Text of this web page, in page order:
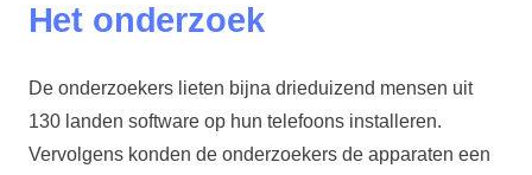
Het onderzoek
De onderzoekers lieten bijna drieduizend mensen uit
130 landen software op hun telefoons installeren.
Vervolgens konden de onderzoekers de apparaten een